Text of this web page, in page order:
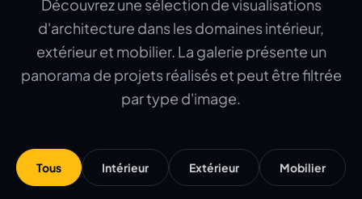
Découvrez une sélection de visualisations
d'architecture dans les domaines intérieur,
extérieur et mobilier. La galerie présente un
panorama de projets réalisés et peut être filtrée
par type d'image.
Tous Intérieur Extérieur Mobilier